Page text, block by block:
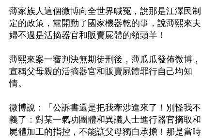
薄家族人這個微博向全世界喊冤，說那是江澤民制
定的政策，黨開動了國家機器乾的事，說薄熙來夫
婦不過是活摘器官和販賣屍體的領頭羊！
薄熙來案一審判決無期徒刑後，薄瓜瓜發佈微博，
宣稱父母親的活摘器官和販賣屍體罪行自己均知
情。
微博說：「公訴書還是把我牽涉進來了！別怪我不
義了：對某一氣功團體和異議人士進行器官摘取和
屍體加工的指控，不能讓父母獨自承擔！那是當時